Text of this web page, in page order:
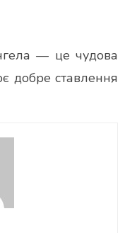
— це чудова
добре ставлення